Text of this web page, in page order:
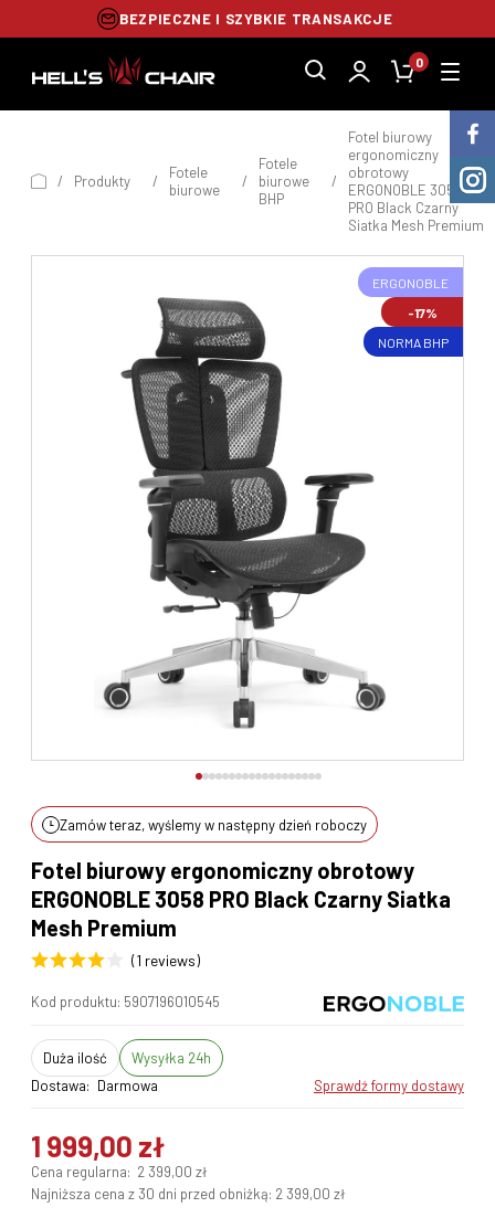
BEZPIECZNE I SZYBKIE TRANSAKCJE
0
/ Produkty /
Fotele
biurowe
/
Fotele
biurowe
BHP
/
Fotel biurowy
ergonomiczny
obrotowy
ERGONOBLE 3058
PRO Black Czarny
Siatka Mesh Premium
-17%
NORMA BHP
ERGONOBLE
Zamów teraz, wyślemy w następny dzień roboczy
Fotel biurowy ergonomiczny obrotowy
ERGONOBLE 3058 PRO Black Czarny Siatka
Mesh Premium
(1 reviews)
Kod produktu: 5907196010545
duża ilość
Wysyłka 24h
Dostawa:
Darmowa sprawdź formy dostawy
1 999,00 zł
Cena regularna: 2 399,00 zł
Najniższa cena z 30 dni przed obniżką: 2 399,00 zł